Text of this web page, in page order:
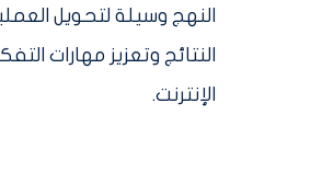
النهج وسيلة لتحويل
النتائج وتعزيز مهارات
الإنترنت.